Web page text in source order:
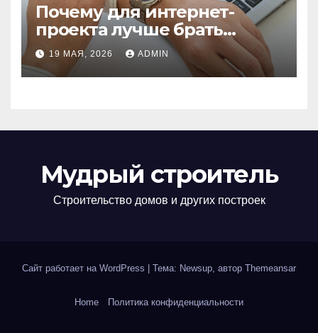
Почему для интернет-
проекта лучше брать
отдельный сервер:
преимущества и ключевые
аспекты
19 МАЯ, 2026 ADMIN
Мудрый строитель
Строительство домов и других построек
Сайт работает на WordPress Тема: Newsup, автор Themeansar
Home Политика конфиденциальности